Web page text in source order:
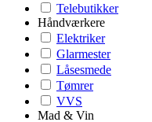
Telebutikker
Håndværkere
Elektriker
Glarmester
Låsesmede
Tømrer
VVS
Mad & Vin